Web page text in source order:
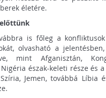
életére.
is főleg a
olvasható a
mint Afganisztán,
Nigéria észak-keleti része és
Jemen, továbbá Líbia